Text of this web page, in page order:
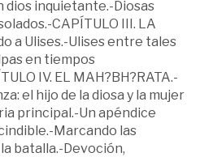
dios inquietante.-Diosas
CAPÍTULO III. LA
a Ulises.-Ulises entre tales
en tiempos
IV. EL MAH?BH?RATA.-
el hijo de la diosa y la mujer
principal.-Un apéndice
Marcando las
batalla.-Devoción,